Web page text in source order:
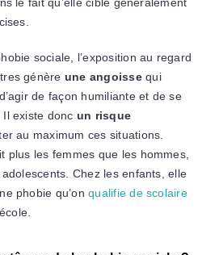
sociale, l’exposition au regard
génère une angoissequi
de façon humiliante et de se
existe donc un risque
au maximum ces situations.
plus les femmes que les hommes,
Chez les enfants, elle
phobie qu’onqualifie de scolaire